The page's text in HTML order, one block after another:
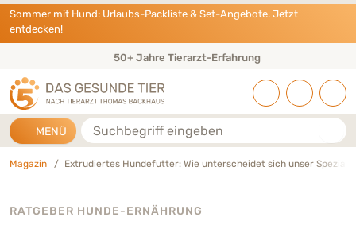
Direkt zu:
INHALT
HAUPTMENÜ
FOOTER
Sommer mit Hund: Urlaubs-Packliste & Set-Angebote. Jetzt
entdecken!
Eigene Tierarztpraxis & Expertenteam
MENÜ Suche
Magazin Extrudiertes Hundefutter: Wie unterscheidet sich unser
RATGEBER HUNDE-ERNÄHRUNG